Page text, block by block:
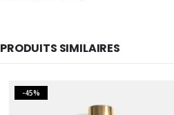
PRODUITS SIMILAIRES
-45%